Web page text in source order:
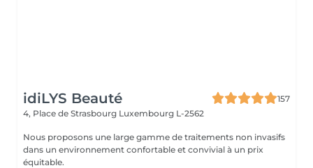
idiLYS Beauté
157
4, Place de Strasbourg Luxembourg L-2562
Nous proposons une large gamme de traitements non invasifs
dans un environnement confortable et convivial à un prix
équitable.